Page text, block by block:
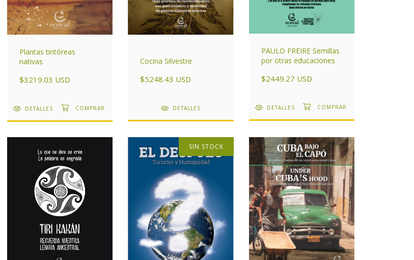
Plantas tintóreas
nativas
$3219.03 USD
DETALLES
Cocina Silvestre
$5248.43 USD
DETALLES
PAULO FREIRE Semillas
por otras educaciones
$2449.27 USD
DETALLES
SIN STOCK